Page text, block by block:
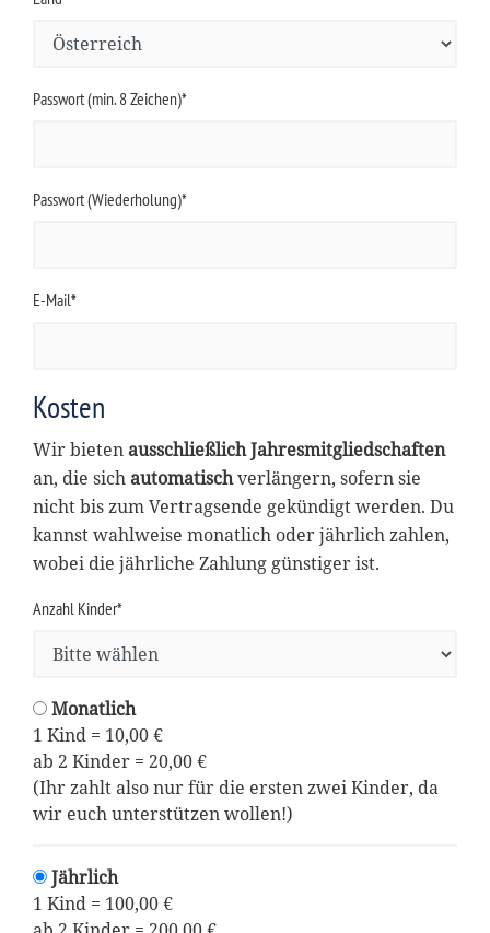
Passwort (min. 8 Zeichen)*
Passwort (Wiederholung)*
E-Mail*
Kosten
Wir bietenausschließlich Jahresmitgliedschaften
an, die sichautomatischverlängern, sofern sie
nicht bis zum Vertragsende gekündigt werden. Du
kannst wahlweise monatlich oder jährlich zahlen,
wobei die jährliche Zahlung günstiger ist.
Anzahl Kinder*
Monatlich
1 Kind = 10,00 €
ab 2 Kinder = 20,00 €
(Ihr zahlt also nur für die ersten zwei Kinder, da
wir euch unterstützen wollen!)
Jährlich
1 Kind = 100,00 €